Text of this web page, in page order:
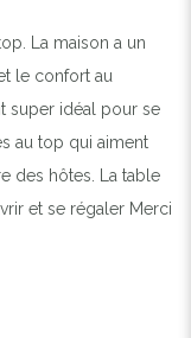
La maison a un
le confort au
super idéal pour se
au top qui aiment
des hôtes. La table
et se régaler Merci